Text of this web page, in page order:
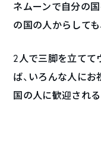
ネムーンで自分の
の国の人からしても
2人で三脚を立てて
ば、いろんな人にお
国の人に歓迎され